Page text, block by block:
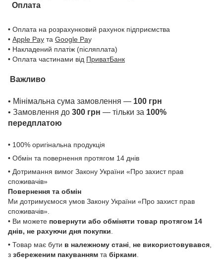
Оплата
• Оплата на розрахунковий рахунок підприємства
• Apple Pay та Google Pay
• Накладений платіж (післяплата)
• Оплата частинами від ПриватБанк
Важливо
• Мінімальна сума замовлення — 100 грн
• Замовлення до 300 грн — тільки за 100%
передплатою
• 100% оригінальна продукція
• Обмін та повернення протягом 14 днів
• Дотримання вимог Закону України «Про захист прав
споживачів»
Повернення та обмін
Ми дотримуємося умов Закону України «Про захист прав
споживачів».
• Ви можете повернути або обміняти товар протягом 14
днів, не рахуючи дня покупки
• Товар має бути в належному стані не використовувався
з збереженим пакуванням та бірками